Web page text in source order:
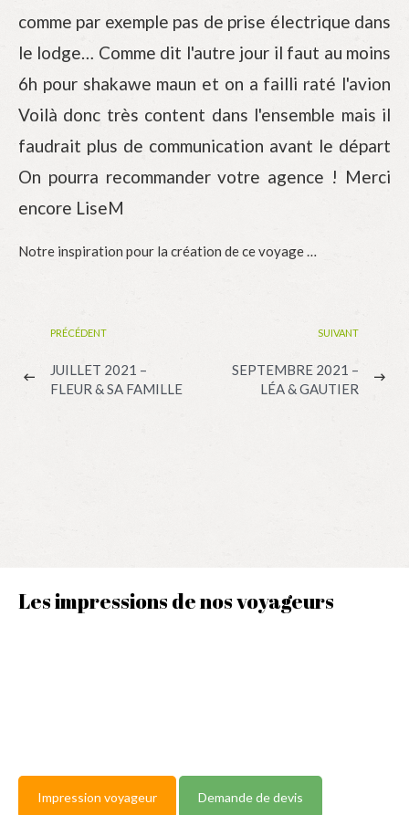
comme par exemple pas de prise électrique dans
le lodge… Comme dit l'autre jour il faut au moins
6h pour shakawe maun et on a failli raté l'avion
Voilà donc très content dans l'ensemble mais il
faudrait plus de communication avant le départ
On pourra recommander votre agence ! Merci
encore LiseM
Notre inspiration pour la création de ce voyage …
PRÉCÉDENT
JUILLET 2021 –
FLEUR & SA FAMILLE
SUIVANT
SEPTEMBRE 2021 –
LÉA & GAUTIER
Les impressions de nos voyageurs
Impression voyageur Demande de devis